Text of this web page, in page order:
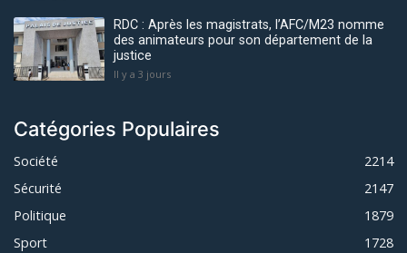
RDC : Après les magistrats, l’AFC/M23 nomme
des animateurs pour son département de la
justice
Il y a 3 jours
Catégories Populaires
Société
2214
Sécurité
2147
Politique
1879
Sport
1728